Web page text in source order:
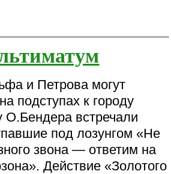
и Петрова могут
подступах к городу
О.Бендера встречали
под лозунгом «Не
звона — ответим на
Действие «Золотого